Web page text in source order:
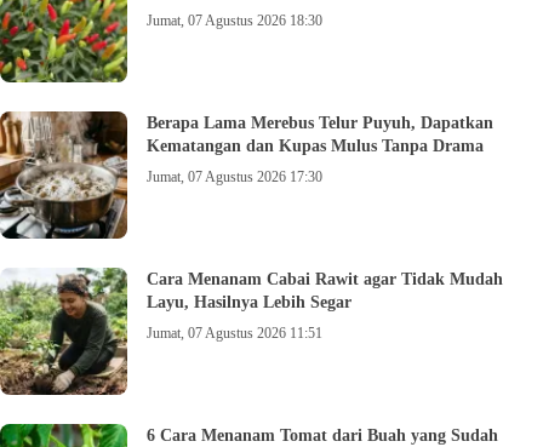
Jumat, 07 Agustus 2026 18:30
Berapa Lama Merebus Telur Puyuh, Dapatkan
Kematangan dan Kupas Mulus Tanpa Drama
Jumat, 07 Agustus 2026 17:30
Cara Menanam Cabai Rawit agar Tidak Mudah
Layu, Hasilnya Lebih Segar
Jumat, 07 Agustus 2026 11:51
6 Cara Menanam Tomat dari Buah yang Sudah